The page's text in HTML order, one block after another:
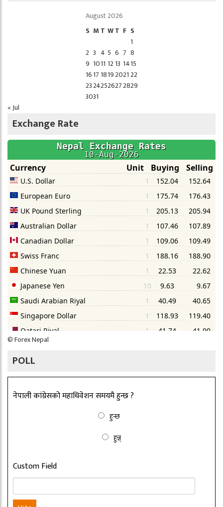
August 2026
S M T WT F S
1
2 3 4 5 6 7 8
9 1011 12 13 1415
1617 1819202122
23242526272829
3031
« Jul
Exchange Rate
©Forex Nepal
POLL
नेपाली कांग्रेसको महाधिवेशन समयमै हुन्छ ?
हुन्छ
हुन्न्
Custom Field